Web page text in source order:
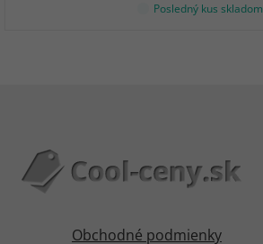
Posledný kus skladom
Obchodné podmienky